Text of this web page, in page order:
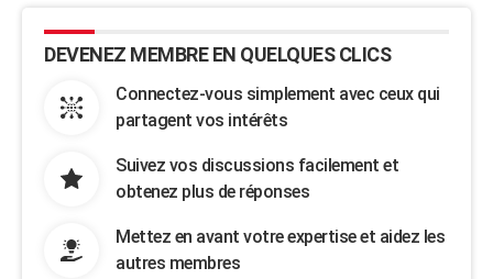
DEVENEZ MEMBRE EN QUELQUES CLICS
Connectez-vous simplement avec ceux qui
partagent vos intérêts
Suivez vos discussions facilement et
obtenez plus de réponses
Mettez en avant votre expertise et aidez les
autres membres